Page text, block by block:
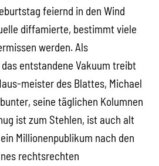
feiernd in den Wind
diffamierte, bestimmt viele
werden. Als
entstandene Vakuum treibt
meister des Blattes, Michael
seine täglichen Kolumnen
ist zum Stehlen, ist auch alt
Millionenpublikum nach den
rechtsrechten